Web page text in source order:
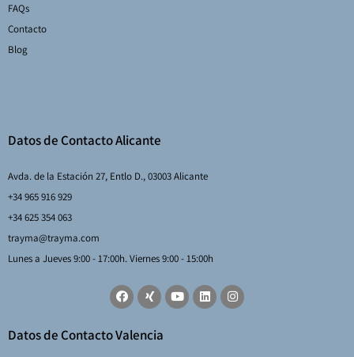
FAQs
Contacto
Blog
Datos de Contacto Alicante
Avda. de la Estación 27, Entlo D., 03003 Alicante
+34 965 916 929
+34 625 354 063
trayma@trayma.com
Lunes a Jueves 9:00 - 17:00h. Viernes 9:00 - 15:00h
Datos de Contacto Valencia